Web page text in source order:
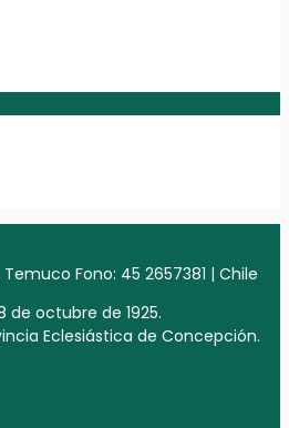
Fono: 45 2657381 | Chile
de octubre de 1925.
Eclesiástica de Concepción.